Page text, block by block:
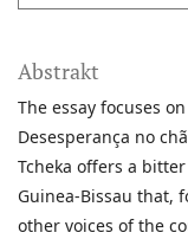
Abstrakt
The essay focuses
Desesperança no
Tcheka offers a
Guinea-Bissau that,
other voices of the